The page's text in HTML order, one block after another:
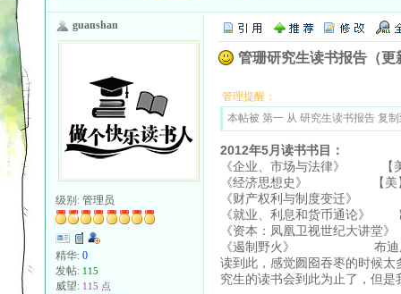
guanshan
级别: 管理员
精华: 0
发帖: 115
威望: 115 点
管珊研究生读书报告（更
管理提醒：
本帖被 第一 从 研究生读书报告 复
2012年5月读书书目：
《企业、市场与法律》 【美
《经济思想史》 【美】
《财产权利与制度变迁》
《就业、利息和货币通论》
《资本：凤凰卫视世
《遏制野火》 布迪
读到此，感觉囫囵吞枣的时候
究生的读书会到此为止了，但